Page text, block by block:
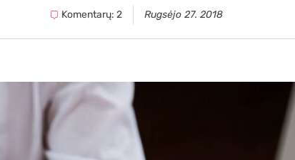
Komentarų: 2 Rugsėjo 27. 2018